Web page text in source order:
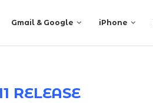
Gmail & Google iPhone
RELEASE